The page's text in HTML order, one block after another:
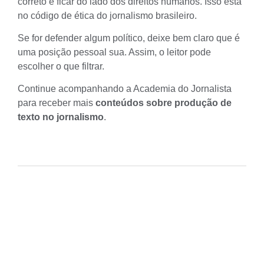
no código de ética do jornalismo brasileiro.
Se for defender algum político, deixe bem claro que é
uma posição pessoal sua. Assim, o leitor pode
escolher o que filtrar.
Continue acompanhando a Academia do Jornalista
para receber mais conteúdos sobre produção de
texto no jornalismo.